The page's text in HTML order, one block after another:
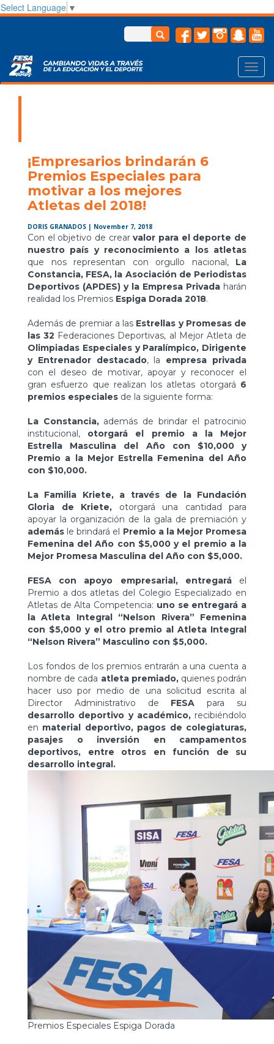
Select Language ▼
¡Empresarios brindarán 6
Premios Especiales para
motivar a los mejores
Atletas del 2018!
DORIS GRANADOS | November 7, 2018
Con el objetivo de crearvalor para el deporte de
nuestro país y reconocimiento a los atletas
que nos representan con orgullo nacional, La
Constancia, FESA, la Asociación de Periodistas
Deportivos (APDES) y la Empresa Privada harán
realidad los Premios Espiga Dorada 2018.
Además de premiar a las Estrellas y Promesas de
las 32 Federaciones Deportivas, al Mejor Atleta de
Olimpiadas Especiales y Paralímpico, Dirigente
y Entrenador destacado, la empresa privada
con el deseo de motivar, apoyar y reconocer el
gran esfuerzo que realizan los atletas otorgará 6
premios especiales de la siguiente forma:
La Constancia, además de brindar el patrocinio
institucional, otorgará el premio a la Mejor
Estrella Masculina del Año con $10,000 y
Premio a la Mejor Estrella Femenina del Año
con $10,000.
La Familia Kriete, a través de la Fundación
Gloria de Kriete, otorgará una cantidad para
apoyar la organización de la gala de premiación y
además le brindará el Premio a la Mejor Promesa
Femenina del Año con $5,000 y el premio a la
Mejor Promesa Masculina del Año con $5,000.
FESA con apoyo empresarial, entregaráel
Premio a dos atletas del Colegio Especializado en
Atletas de Alta Competencia: uno se entregará a
la Atleta Integral “Nelson Rivera” Femenina
con $5,000 y el otro premio al Atleta Integral
“Nelson Rivera” Masculino con $5,000.
Los fondos de los premios entrarán a una cuenta a
nombre de cada atleta premiado,quienes podrán
hacer uso por medio de una solicitud escrita al
Director Administrativo de FESA para su
desarrollo deportivo y académico, recibiéndolo
en material deportivo, pagos de colegiaturas,
pasajes o inversión en campamentos
deportivos, entre otros en función de su
desarrollo integral.
Premios Especiales Espiga Dorada